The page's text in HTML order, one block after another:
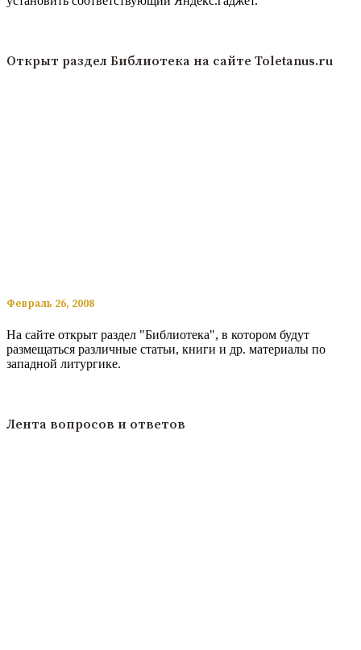
Открыт раздел Библиотека на сайте Toletanus.ru
​​Февраль 26, 2008
На сайте открыт раздел "Библиотека", в котором будут
размещаться различные статьи, книги и др. материалы по
западной литургике.
Лента вопросов и ответов